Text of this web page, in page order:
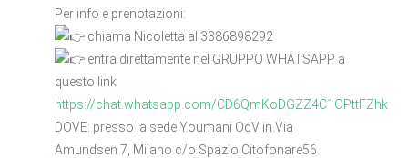
Per info e prenotazioni:
chiama Nicoletta al 3386898292
entra direttamente nel GRUPPO WHATSAPP a
questo link
https://chat.whatsapp.com/CD6QmKoDGZZ4C1OPttFZhk
DOVE: presso la sede Youmani OdV in Via
Amundsen 7, Milano c/o Spazio Citofonare56